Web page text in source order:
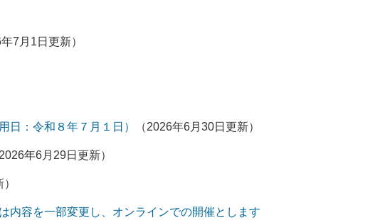
年7月1日更新）
日：令和８年７月１日） （2026年6月30日更新）
2026年6月29日更新）
内容を一部変更し、オンラインでの開催とします